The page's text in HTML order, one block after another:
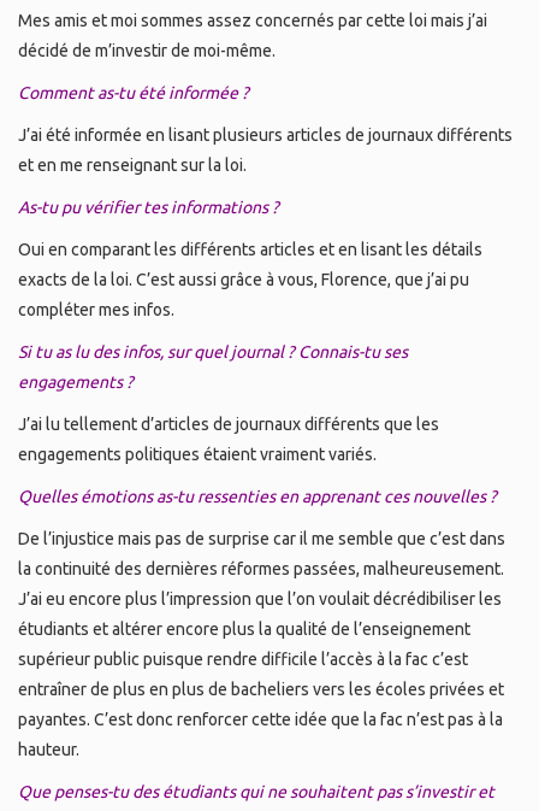
Mes amis et moi sommes assez concernés par cette loi mais j’ai
décidé de m’investir de moi-même.
Comment as-tu été informée ?
J’ai été informée en lisant plusieurs articles de journaux différents
et en me renseignant sur la loi.
As-tu pu vérifier tes informations ?
Oui en comparant les différents articles et en lisant les détails
exacts de la loi. C’est aussi grâce à vous, Florence, que j’ai pu
compléter mes infos.
Si tu as lu des infos, sur quel journal ? Connais-tu ses
engagements ?
J’ai lu tellement d’articles de journaux différents que les
engagements politiques étaient vraiment variés.
Quelles émotions as-tu ressenties en apprenant ces nouvelles ?
De l’injustice mais pas de surprise car il me semble que c’est dans
la continuité des dernières réformes passées, malheureusement.
J’ai eu encore plus l’impression que l’on voulait décrédibiliser les
étudiants et altérer encore plus la qualité de l’enseignement
supérieur public puisque rendre difficile l’accès à la fac c’est
entraîner de plus en plus de bacheliers vers les écoles privées et
payantes. C’est donc renforcer cette idée que la fac n’est pas à la
hauteur.
Que penses-tu des étudiants qui ne souhaitent pas s’investir et